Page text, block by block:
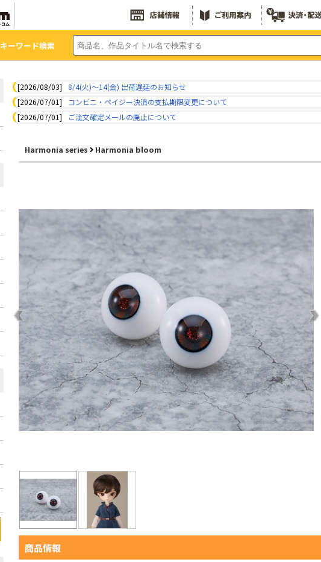
キーワード検索
[2026/08/03]
8/4(火)～14(金) 出荷遅延のお知らせ
[2026/07/01]
コンビニ・ペイジー決済の支払期限変更について
[2026/07/01]
ご注文確定メールの廃止について
Harmonia series Harmonia bloom
商品情報